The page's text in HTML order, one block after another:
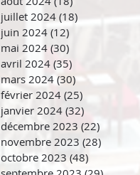
juillet 2024 (18) 18 posts
juin 2024 (12)
mai 2024 (30)
avril 2024 (35)
mars 2024 (30)30 posts
février 2024 (25)
janvier 2024 (32)
décembre 2023 (22)
novembre 2023 (28)
octobre 2023 (48)